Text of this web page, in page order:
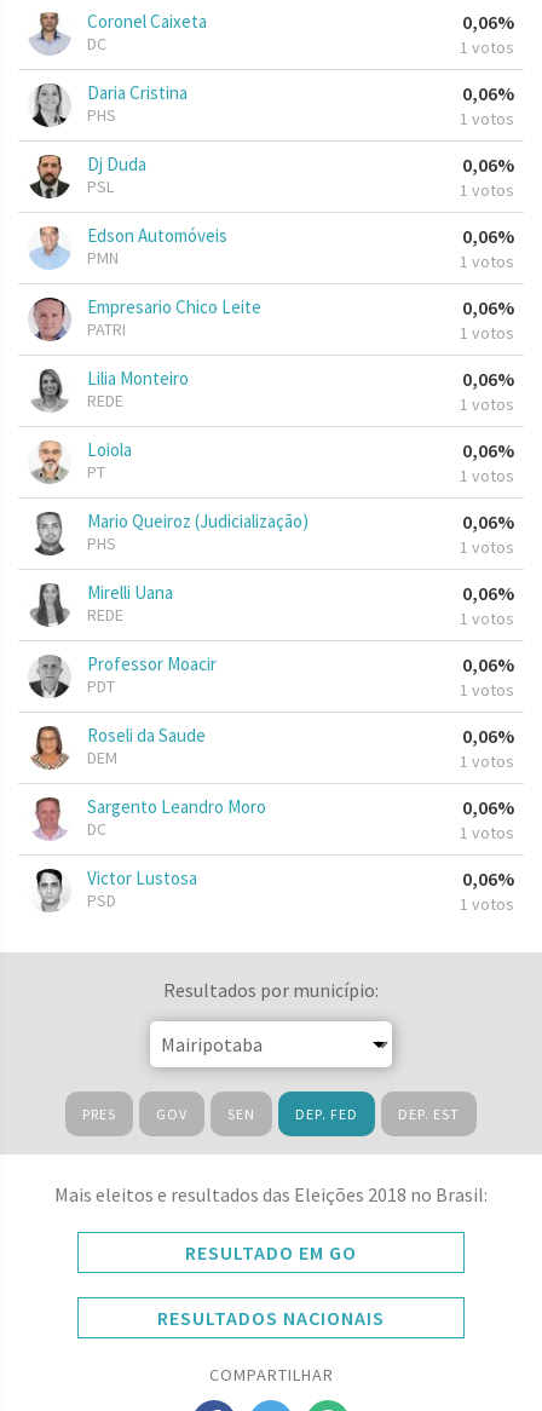
Coronel Caixeta
DC
0,06%
1 votos
Daria Cristina
PHS
0,06%
1 votos
Dj Duda
PSL
0,06%
1 votos
Edson Automóveis
PMN
0,06%
1 votos
Empresario Chico Leite
PATRI
0,06%
1 votos
Lilia Monteiro
REDE
0,06%
1 votos
Loiola
PT
0,06%
1 votos
Mario Queiroz (Judicialização)
PHS
0,06%
1 votos
Mirelli Uana
REDE
0,06%
1 votos
Professor Moacir
PDT
0,06%
1 votos
Roseli da Saude
DEM
0,06%
1 votos
Sargento Leandro Moro
DC
0,06%
1 votos
Victor Lustosa
PSD
0,06%
1 votos
Resultados por município:
PRES GOV SEN DEP. FED DEP. EST
Mais eleitos e resultados das Eleições 2018 no Brasil:
RESULTADO EM GO
RESULTADOS NACIONAIS
COMPARTILHAR